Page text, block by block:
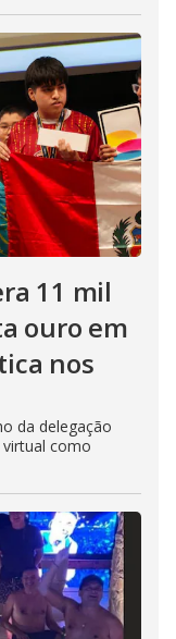
11 mil
ouro em
nos
da delegação
como